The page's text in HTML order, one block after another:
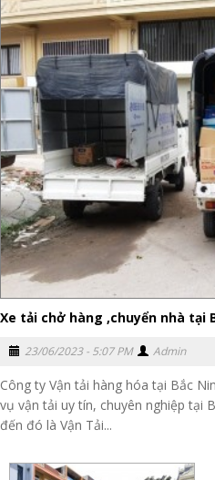
Xe tải chở hàng ,chuyển nhà tại
23/06/2023 - 5:07 PM Admin
Công ty Vận tải hàng hóa tại Bắc
vụ vận tải uy tín, chuyên nghiệp tại
đến đó là Vận Tải...